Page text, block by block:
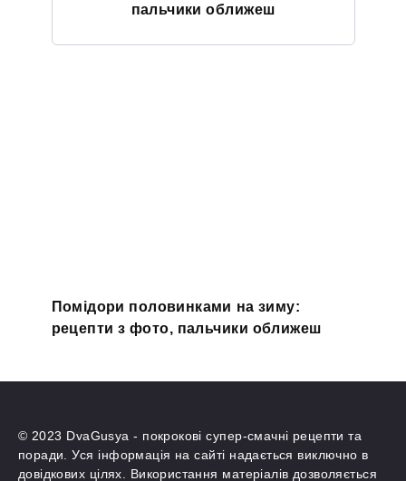
пальчики оближеш
Помідори половинками на зиму:
рецепти з фото, пальчики оближеш
© 2023 DvaGusya - покрокові супер-смачні рецепти та
поради. Уся інформація на сайті надається виключно в
довідкових цілях. Використання матеріалів дозволяється